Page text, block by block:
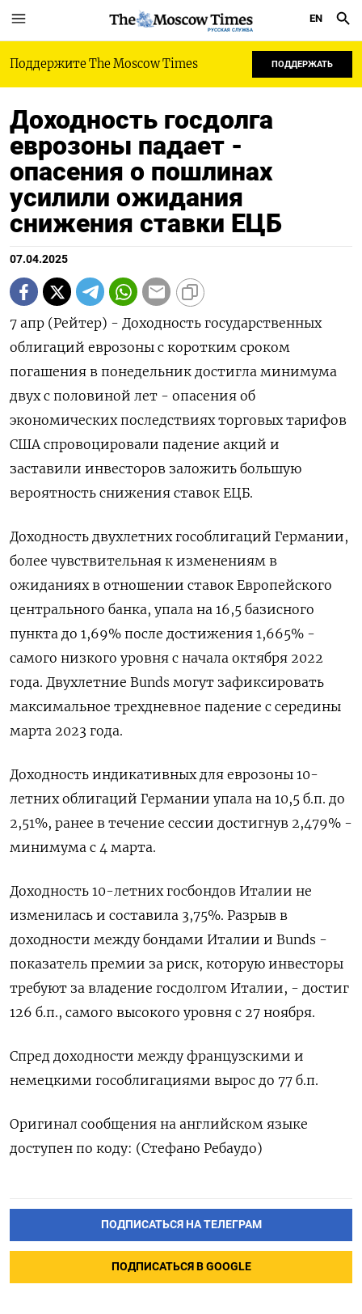
РУССКАЯ СЛУЖБА
EN
Поддержите The Moscow Times ПОДДЕРЖАТЬ
Доходность госдолга
еврозоны падает -
опасения о пошлинах
усилили ожидания
снижения ставки ЕЦБ
07.04.2025
7 апр (Рейтер) - Доходность государственных
облигаций еврозоны с коротким сроком
погашения в понедельник достигла минимума
двух с половиной лет - опасения об
экономических последствиях торговых тарифов
США спровоцировали падение акций и
заставили инвесторов заложить большую
вероятность снижения ставок ЕЦБ.
Доходность двухлетних гособлигаций Германии,
более чувствительная к изменениям в
ожиданиях в отношении ставок Европейского
центрального банка, упала на 16,5 базисного
пункта до 1,69% после достижения 1,665% -
самого низкого уровня с начала октября 2022
года. Двухлетние Bunds могут зафиксировать
максимальное трехдневное падение с середины
марта 2023 года.
Доходность индикативных для еврозоны 10-
летних облигаций Германии упала на 10,5 б.п. до
2,51%, ранее в течение сессии достигнув 2,479% -
минимума с 4 марта.
Доходность 10-летних госбондов Италии не
изменилась и составила 3,75%. Разрыв в
доходности между бондами Италии и Bunds -
показатель премии за риск, которую инвесторы
требуют за владение госдолгом Италии, - достиг
126 б.п., самого высокого уровня с 27 ноября.
Спред доходности между французскими и
немецкими гособлигациями вырос до 77 б.п.
Оригинал сообщения на английском языке
доступен по коду: (Стефано Ребаудо)
ПОДПИСАТЬСЯ НА ТЕЛЕГРАМ
ПОДПИСАТЬСЯ В GOOGLE